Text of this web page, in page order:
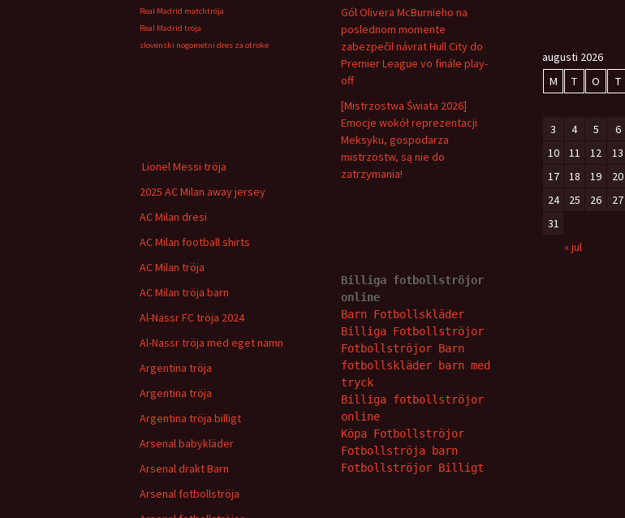
Real Madrid matchtröja
Real Madrid tröja
slovenski nogometni dres za otroke
Gól Olivera McBurnieho na
poslednom momente
zabezpečil návrat Hull City do
Premier League vo finále play-
off
[Mistrzostwa Świata 2026]
Emocje wokół reprezentacji
Meksyku, gospodarza
mistrzostw, są nie do
zatrzymania!
augusti 2026
M
T O T
3
4 5 6
10
11 12 13
17
18 19 20
24
25 26 27
31
« jul
Lionel Messi tröja
2025 AC Milan away jersey
AC Milan dresi
AC Milan football shirts
AC Milan tröja
AC Milan tröja barn
Al-Nassr FC tröja 2024
Al-Nassr tröja med eget namn
Argentina tröja
Argentina tröja
Argentina tröja billigt
Arsenal babykläder
Arsenal drakt Barn
Arsenal fotbollströja
Billiga fotbollströjor
online
Barn Fotbollskläder
Billiga Fotbollströjor
Fotbollströjor Barn
fotbollskläder barn med
tryck
Billiga fotbollströjor
online
Köpa Fotbollströjor
Fotbollströja barn
Fotbollströjor Billigt